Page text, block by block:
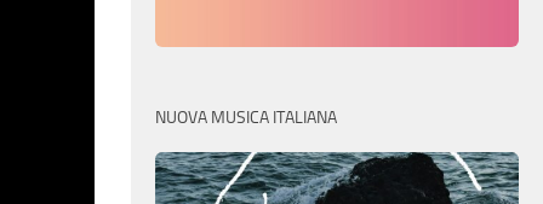
NUOVA MUSICA ITALIANA